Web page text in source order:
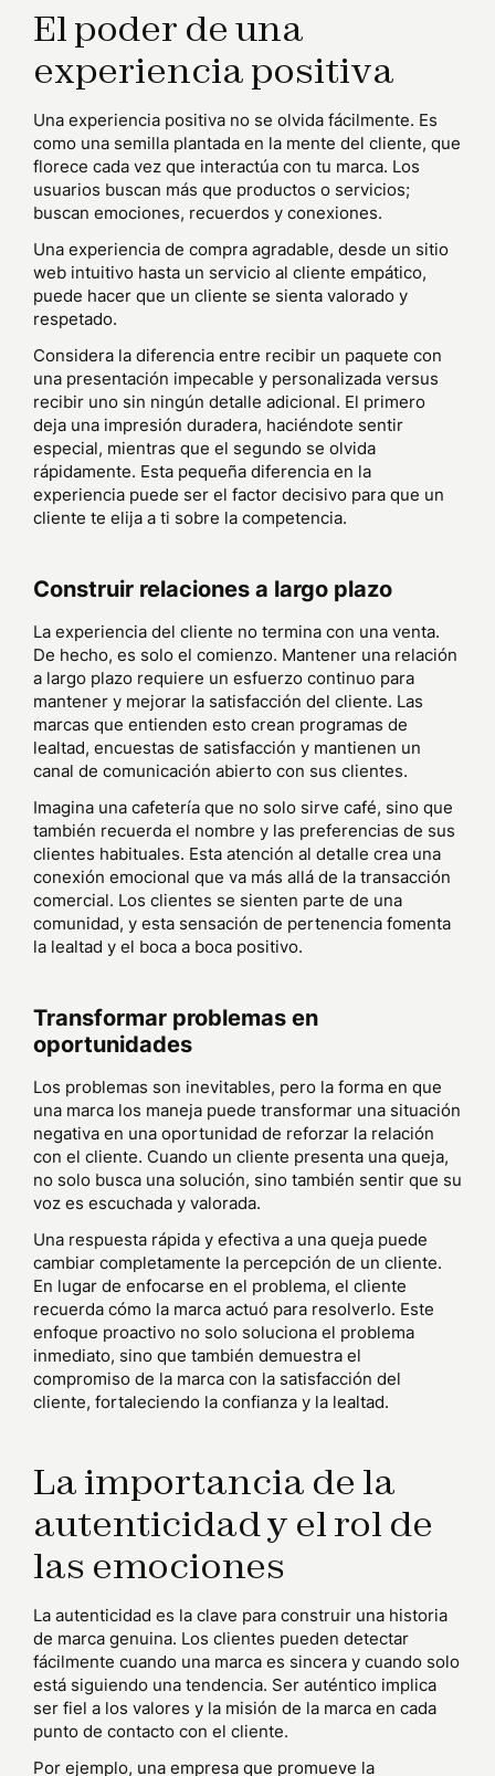
El poder de una
experiencia positiva
Una experiencia positiva no se olvida fácilmente. Es
como una semilla plantada en la mente del cliente, que
florece cada vez que interactúa con tu marca. Los
usuarios buscan más que productos o servicios;
buscan emociones, recuerdos y conexiones.
Una experiencia de compra agradable, desde un sitio
web intuitivo hasta un servicio al cliente empático,
puede hacer que un cliente se sienta valorado y
respetado.
Considera la diferencia entre recibir un paquete con
una presentación impecable y personalizada versus
recibir uno sin ningún detalle adicional. El primero
deja una impresión duradera, haciéndote sentir
especial, mientras que el segundo se olvida
rápidamente. Esta pequeña diferencia en la
experiencia puede ser el factor decisivo para que un
cliente te elija a ti sobre la competencia.
Construir relaciones a largo plazo
La experiencia del cliente no termina con una venta.
De hecho, es solo el comienzo. Mantener una relación
a largo plazo requiere un esfuerzo continuo para
mantener y mejorar la satisfacción del cliente. Las
marcas que entienden esto crean programas de
lealtad, encuestas de satisfacción y mantienen un
canal de comunicación abierto con sus clientes.
Imagina una cafetería que no solo sirve café, sino que
también recuerda el nombre y las preferencias de sus
clientes habituales. Esta atención al detalle crea una
conexión emocional que va más allá de la transacción
comercial. Los clientes se sienten parte de una
comunidad, y esta sensación de pertenencia fomenta
la lealtad y el boca a boca positivo.
Transformar problemas en
oportunidades
Los problemas son inevitables, pero la forma en que
una marca los maneja puede transformar una situación
negativa en una oportunidad de reforzar la relación
con el cliente. Cuando un cliente presenta una queja,
no solo busca una solución, sino también sentir que su
voz es escuchada y valorada.
Una respuesta rápida y efectiva a una queja puede
cambiar completamente la percepción de un cliente.
En lugar de enfocarse en el problema, el cliente
recuerda cómo la marca actuó para resolverlo. Este
enfoque proactivo no solo soluciona el problema
inmediato, sino que también demuestra el
compromiso de la marca con la satisfacción del
cliente, fortaleciendo la confianza y la lealtad.
La importancia de la
autenticidad y el rol de
las emociones
La autenticidad es la clave para construir una historia
de marca genuina. Los clientes pueden detectar
fácilmente cuando una marca es sincera y cuando solo
está siguiendo una tendencia. Ser auténtico implica
ser fiel a los valores y la misión de la marca en cada
punto de contacto con el cliente.
Por ejemplo, una empresa que promueve la